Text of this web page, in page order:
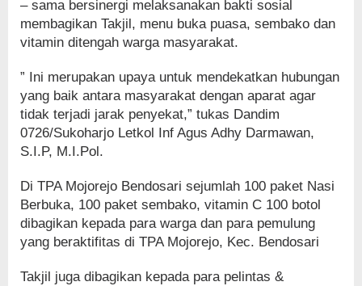
– sama bersinergi melaksanakan bakti sosial
membagikan Takjil, menu buka puasa, sembako dan
vitamin ditengah warga masyarakat.
” Ini merupakan upaya untuk mendekatkan hubungan
yang baik antara masyarakat dengan aparat agar
tidak terjadi jarak penyekat,” tukas Dandim
0726/Sukoharjo Letkol Inf Agus Adhy Darmawan,
S.I.P, M.I.Pol.
Di TPA Mojorejo Bendosari sejumlah 100 paket Nasi
Berbuka, 100 paket sembako, vitamin C 100 botol
dibagikan kepada para warga dan para pemulung
yang beraktifitas di TPA Mojorejo, Kec. Bendosari
Takjil juga dibagikan kepada para pelintas &